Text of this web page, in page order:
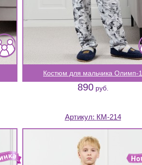
Костюм для мальчика Олимп-1
890руб.
Артикул: КМ-214